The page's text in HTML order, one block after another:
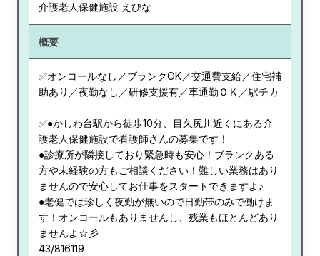
介護老人保健施設 えびな
概要
✅オンコールなし／ブランクOK／交通費支給／住宅補
助あり／夜勤なし／研修支援有／車通勤ＯＫ／駅チカ
✅●かしわ台駅から徒歩10分、目久尻川近くにある介
護老人保健施設で看護師さんの募集です！
●診療所が隣接しており緊急時も安心！ブランクある
方や未経験の方もご相談ください！難しい業務はあり
ませんので安心してお仕事をスタートできますよ♪
●老健では珍しく夜勤が無いので日勤帯のみで働けま
す！オンコールもありませんし、残業もほとんどあり
ませんよ☆彡
43/816119